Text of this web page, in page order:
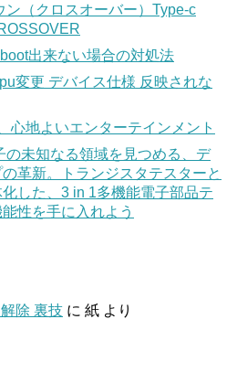
ン（クロスオーバー）Type-c
出来ない場合の対処法
変更 デバイス仕様 反映されな
心地よいエンターテインメント
の未知なる領域を見つめる、デ
革新。トランジスタテスターと
した、3 in 1多機能電子部品テ
性を手に入れよう
除 裏技 に 紙 より